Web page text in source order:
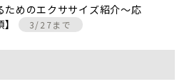
ためのエクササイズ紹介〜応
3/27まで